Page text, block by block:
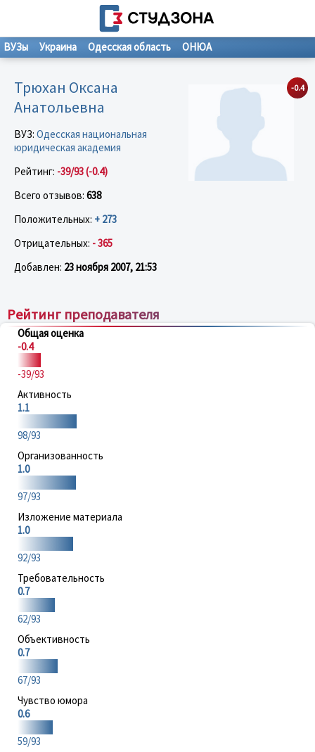
ВУЗы Украина Одесская область ОНЮА
-0.4
Трюхан Оксана
Анатольевна
ВУЗ: Одесская национальная
юридическая академия
Рейтинг: -39/93 (-0.4)
Всего отзывов: 638
Положительных: + 273
Отрицательных: - 365
Добавлен: 23 ноября 2007, 21:53
Рейтинг преподавателя
Общая оценка
-0.4
-39/93
Активность
1.1
98/93
Организованность
1.0
97/93
Изложение материала
1.0
92/93
Требовательность
0.7
62/93
Объективность
0.7
67/93
Чувство юмора
0.6
59/93